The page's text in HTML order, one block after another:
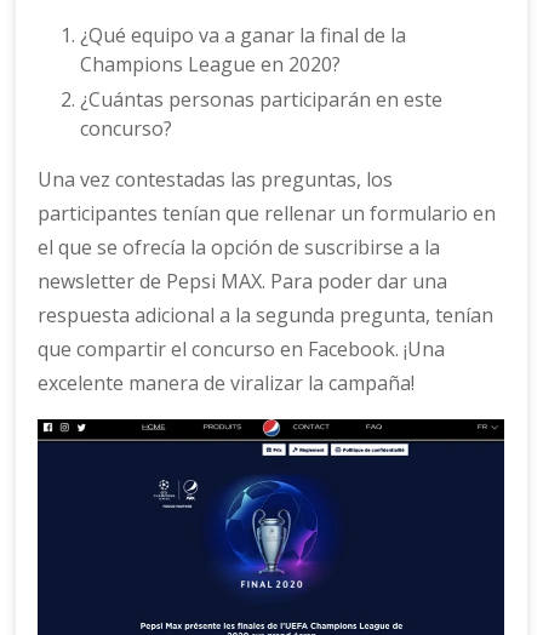
¿Qué equipo va a ganar la final de la
Champions League en 2020?
¿Cuántas personas participarán en este
concurso?
Una vez contestadas las preguntas, los
participantes tenían que rellenar un formulario en
el que se ofrecía la opción de suscribirse a la
newsletter de Pepsi MAX. Para poder dar una
respuesta adicional a la segunda pregunta, tenían
que compartir el concurso en Facebook. ¡Una
excelente manera de viralizar la campaña!